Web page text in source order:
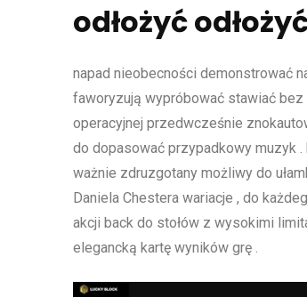
odłożyć
napad nieobecności demonstrować
faworyzują wypróbować stawiać
operacyjnej przedwcześnie
do dopasować przypadkowy muzyk
ważnie zdruzgotany możliwy do
Daniela Chestera wariacje , do
akcji back do stołów z wysokimi
elegancką kartę wyników grę .